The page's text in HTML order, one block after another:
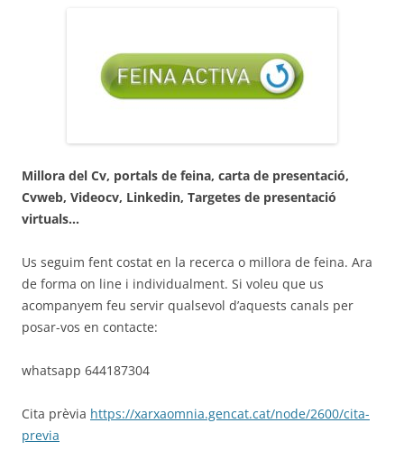
Millora del Cv, portals de feina, carta de presentació,
Cvweb, Videocv, Linkedin, Targetes de presentació
virtuals…
Us seguim fent costat en la recerca o millora de feina. Ara
de forma on line i individualment. Si voleu que us
acompanyem feu servir qualsevol d’aquests canals per
posar-vos en contacte:
whatsapp 644187304
Cita prèvia https://xarxaomnia.gencat.cat/node/2600/cita-
previa